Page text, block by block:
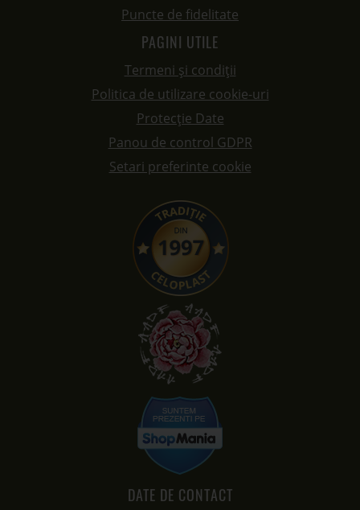
Puncte de fidelitate
PAGINI UTILE
Termeni și condiții
Politica de utilizare cookie-uri
Protecție Date
Panou de control GDPR
Setari preferinte cookie
DATE DE CONTACT